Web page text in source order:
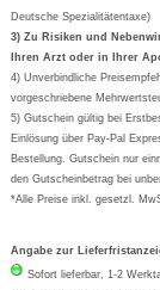
Formoline
Wick
Eucerin
Basica
Deutsche Spezialitätentaxe)
3) Zu Risiken und
Ihren Arzt oder in Ihrer
4) Unverbindliche
vorgeschriebene
5) Gutschein gültig bei
Einlösung über Pay-Pal
Bestellung. Gutschein nur
den Gutscheinbetrag bei
*Alle Preise inkl. gesetzl.
Angabe zur
Sofort lieferbar, 1-2